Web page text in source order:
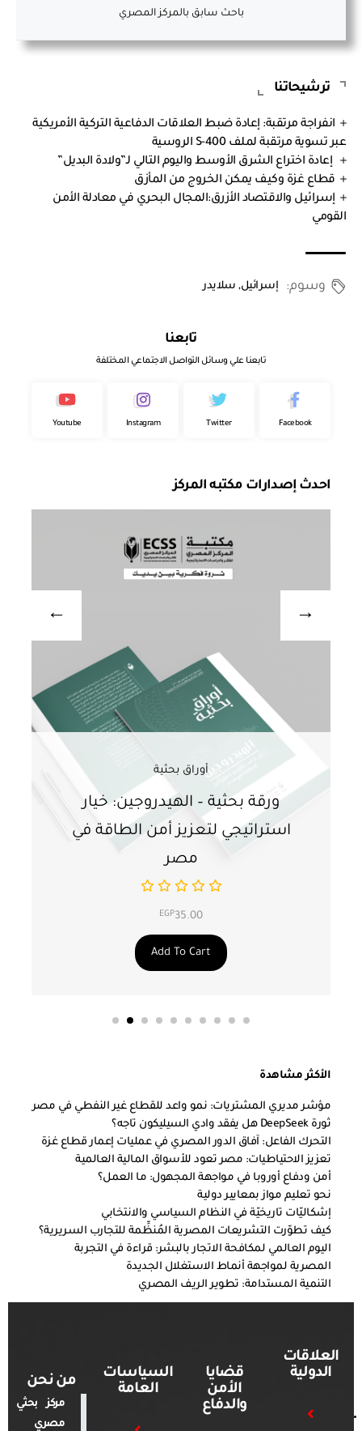
باحث سابق بالمركز المصري
ترشيحاتنا
انفراجة مرتقبة: إعادة ضبط العلاقات الدفاعية التركية الأمريكية
عبر تسوية مرتقبة لملف S-400 الروسية
إعادة اختراع الشرق الأوسط واليوم التالي لـ”ولادة البديل”
قطاع غزة وكيف يمكن الخروج من المأزق
إسرائيل والاقتصاد الأزرق:المجال البحري في معادلة الأمن
القومي
وسوم: إسرائيل, سلايدر
تابعنا
تابعنا علي وسائل التواصل الاجتماعي المختلفة
Facebook
Twitter
Instagram
Youtube
احدث إصدارات مكتبه المركز
أوراق بحثية
ورقة بحثية – الهيدروجين: خيار
استراتيجي لتعزيز أمن الطاقة في
مصر
EGP35.00
Add To Cart
الأكثر مشاهدة
مؤشر مديري المشتريات: نمو واعد للقطاع غير النفطي في مصر
ثورة DeepSeek هل يفقد وادي السيليكون تاجه؟
التحرك الفاعل: آفاق الدور المصري في عمليات إعمار قطاع غزة
تعزيز الاحتياطيات: مصر تعود للأسواق المالية العالمية
أمن ودفاع أوروبا في مواجهة المجهول: ما العمل؟
نحو تعليم مواز بمعايير دولية
إشكاليّات تاريخيّة في النظام السياسي والانتخابي
كيف تطوّرت التشريعات المصرية المُنظِّمة للتجارب السريرية؟
اليوم العالمي لمكافحة الاتجار بالبشر: قراءة في التجربة
المصرية لمواجهة أنماط الاستغلال الجديدة
التنمية المستدامة: تطوير الريف المصري
العلاقات
الدولية
قضايا
الأمن
والدفاع
السياسات
العامة
من نحن
مركز بحثي
مصري